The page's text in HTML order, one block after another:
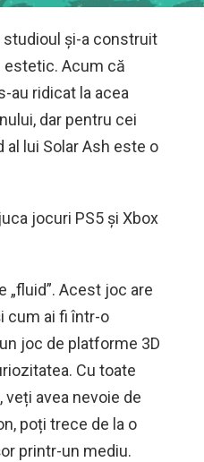
studioul și-a construit
estetic. Acum că
au ridicat la acea
dar pentru cei
lui Solar Ash este o
jocuri PS5 și Xbox
„fluid”. Acest joc are
cum ai fi într-o
joc de platforme 3D
Cu toate
avea nevoie de
poți trece de la o
printr-un mediu.